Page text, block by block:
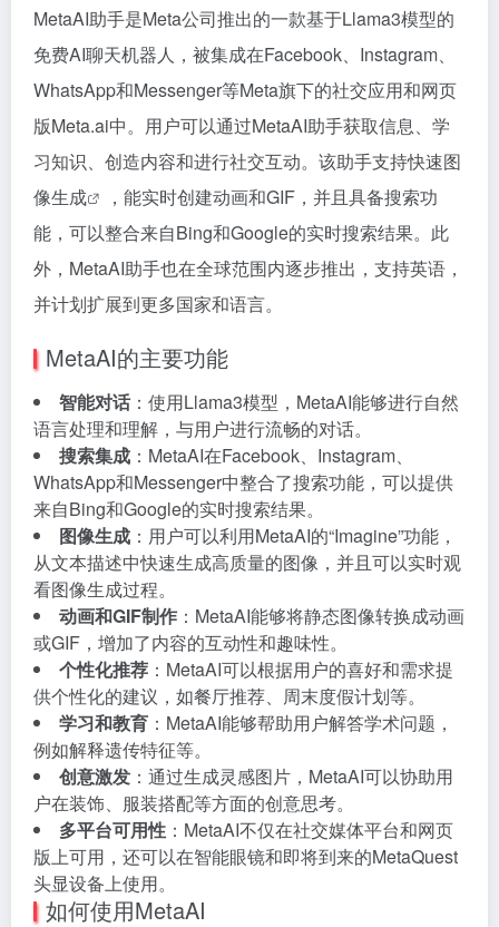
MetaAI助手是Meta公司推出的一款基于Llama3模型的
免费AI聊天机器人，被集成在Facebook、Instagram、
WhatsApp和Messenger等Meta旗下的社交应用和网页
版Meta.ai中。用户可以通过MetaAI助手获取信息、学
习知识、创造内容和进行社交互动。该助手支持快速图
像生成
，能实时创建动画和GIF，并且具备搜索功
能，可以整合来自Bing和Google的实时搜索结果。此
外，MetaAI助手也在全球范围内逐步推出，支持英语，
并计划扩展到更多国家和语言。
MetaAI的主要功能
智能对话 ：使用Llama3模型，MetaAI能够进行自然
语言处理和理解，与用户进行流畅的对话。
搜索集成 ：MetaAI在Facebook、Instagram、
WhatsApp和Messenger中整合了搜索功能，可以提供
来自Bing和Google的实时搜索结果。
图像生成 ：用户可以利用MetaAI的“Imagine”功能，
从文本描述中快速生成高质量的图像，并且可以实时观
看图像生成过程。
动画和GIF制作 ：MetaAI能够将静态图像转换成动画
或GIF，增加了内容的互动性和趣味性。
个性化推荐 ：MetaAI可以根据用户的喜好和需求提
供个性化的建议，如餐厅推荐、周末度假计划等。
学习和教育 ：MetaAI能够帮助用户解答学术问题，
例如解释遗传特征等。
创意激发 ：通过生成灵感图片，MetaAI可以协助用
户在装饰、服装搭配等方面的创意思考。
多平台可用性 ：MetaAI不仅在社交媒体平台和网页
版上可用，还可以在智能眼镜和即将到来的MetaQuest
头显设备上使用。
如何使用MetaAI